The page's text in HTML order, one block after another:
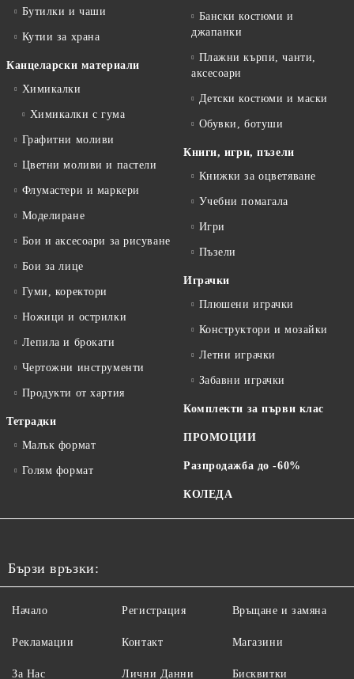
Бутилки и чаши
Кутии за храна
Канцеларски материали
Химикалки
Химикалки с гума
Графитни моливи
Цветни моливи и пастели
Флумастери и маркери
Моделиране
Бои и аксесоари за рисуване
Бои за лице
Гуми, коректори
Ножици и острилки
Лепила и брокати
Чертожни инструменти
Продукти от хартия
Тетрадки
Малък формат
Голям формат
Бански костюми и
джапанки
Плажни кърпи, чанти,
аксесоари
Детски костюми и маски
Обувки, ботуши
Книги, игри, пъзели
Книжки за оцветяване
Учебни помагала
Игри
Пъзели
Играчки
Плюшени играчки
Конструктори и мозайки
Летни играчки
Забавни играчки
Комплекти за първи клас
ПРОМОЦИИ
Разпродажба до -60%
КОЛЕДА
Бързи връзки:
Начало
Рекламации
За Нас
Регистрация
Контакт
Лични Данни
Връщане и замяна
Магазини
Бисквитки